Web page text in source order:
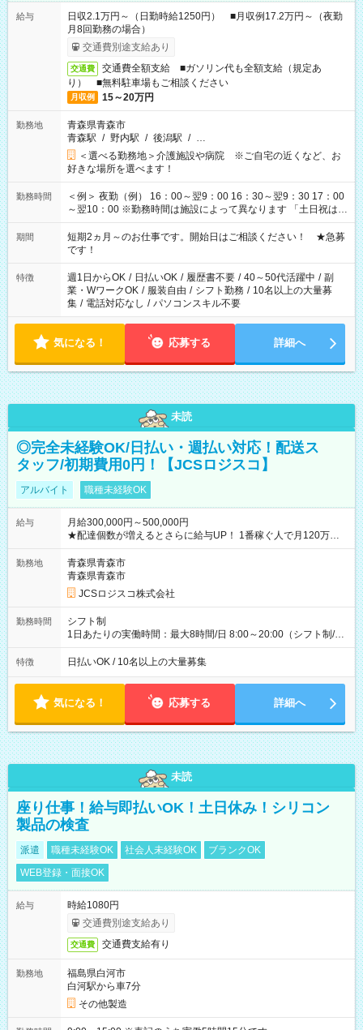
給与
日収2.1万円～（日勤時給1250円） ■月収例17.2万円～（夜勤
月8回勤務の場合）
交通費別途支給あり
交通費
交通費全額支給 ■ガソリン代も全額支給（規定あ
り） ■無料駐車場もご相談ください
月収例 15～20万円
勤務地
青森県青森市
青森駅 / 野内駅 / 後潟駅 / …
＜選べる勤務地＞介護施設や病院 ※ご自宅の近くなど、お
好きな場所を選べます！
勤務時間
＜例＞ 夜勤（例） 16：00～翌9：00 16：30～翌9：30 17：00
～翌10：00 ※勤務時間は施設によって異なります 「土日祝は休
みたい」 「しっかり稼ぎたい」 「もう少し遅い時間から始めた
い」など ご希望にあったお仕事をご案内いたします。 ※未経験
の方の場合は1～2ヶ月間は日中での仕事を経験いただき、 お
仕事に慣れてからの夜勤になります。 ★家庭の都合でお休みが
必要な場合も遠慮なくご相談ください。
期間
短期2ヵ月～のお仕事です。開始日はご相談ください！ ★急募
です！
特徴 週1日からOK / 日払いOK / 履歴書不要 / 40～50代活躍中 / 副
業・WワークOK / 服装自由 / シフト勤務 / 10名以上の大量募
集 / 電話対応なし / パソコンスキル不要
気になる！ 応募する 詳細へ
未読
◎完全未経験OK/日払い・週払い対応！配送ス
タッフ/初期費用0円！【JCSロジスコ】
アルバイト 職種未経験OK
給与
月給300,000円～500,000円
★配達個数が増えるとさらに給与UP！ 1番稼ぐ人で月120万ほ
ど！ ・主要都市エリア 月収55万円／週5日稼働 月収65万~112
万円／週6日稼働 ・地方郊外エリア 月収40万円／週5日稼働 月
収40万円~50万円／週6日稼働 ＜モデルイメージ＞ ■月収50万
円 (27歳男性/江東区在住)※元建築関係 1日150個配達×25日勤務
(日休み) ■月収80万円(43歳男性/墨田区在住)※元営業 1日200個
勤務地
青森県青森市
青森県青森市
JCSロジスコ株式会社
勤務時間
シフト制
1日あたりの実働時間：最大8時間/日 8:00～20:00（シフト制/実
働8時間） ※週5日勤務（場所次第では週4も有り） ※配達状況
によって時間外での勤務可能性有り ※案件により多少の前後あ
特徴 日払いOK / 10名以上の大量募集
気になる！ 応募する 詳細へ
未読
座り仕事！給与即払いOK！土日休み！シリコン
製品の検査
派遣 職種未経験OK 社会人未経験OK
ブランクOK
WEB登録・面接OK
給与
時給1080円
交通費別途支給あり
交通費 交通費支給有り
勤務地
福島県白河市
白河駅から車7分
その他製造